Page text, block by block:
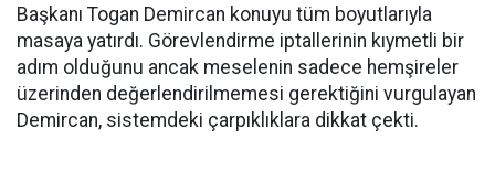
Başkanı Togan Demircan konuyu tüm boyutlarıyla
masaya yatırdı. Görevlendirme iptallerinin kıymetli bir
adım olduğunu ancak meselenin sadece hemşireler
üzerinden değerlendirilmemesi gerektiğini vurgulayan
Demircan, sistemdeki çarpıklıklara dikkat çekti.